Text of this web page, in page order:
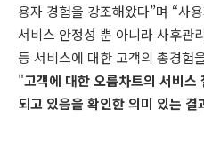
용자 경험을 강조해왔다”며 “사
서비스 안정성 뿐 아니라 사후관
등 서비스에 대한 고객의 총경험
"고객에 대한 오름차트의 서비
되고 있음을 확인한 의미 있는 결